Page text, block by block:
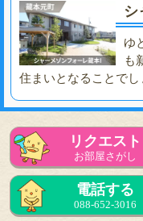
シ
ゆ
も
住まいとなることでし
リクエスト
お部屋さがし
電話する
088-652-3016